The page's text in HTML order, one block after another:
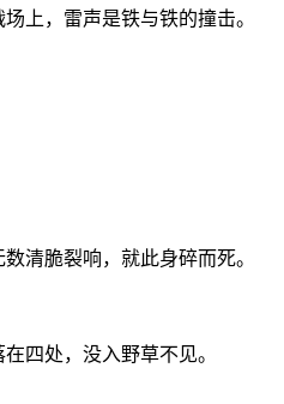
上，雷声是铁与铁的撞击。
清脆裂响，就此身碎而死。
四处，没入野草不见。